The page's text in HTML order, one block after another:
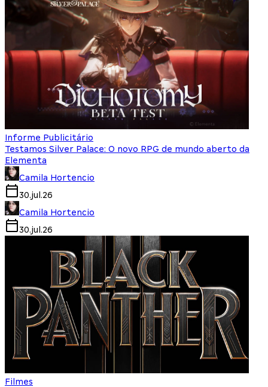
Informe Publicitário
Testamos Silver Palace: O novo RPG de mundo aberto da
Elementa
Camila Hortencio
30.jul.26
Camila Hortencio
30.jul.26
Filmes